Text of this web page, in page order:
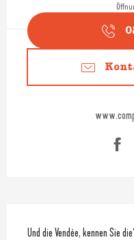
Und die Vendée, kennen Sie